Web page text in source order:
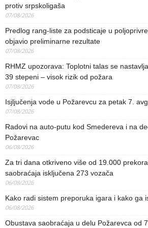
protiv srpskoligaša
07/08/2026
Predlog rang-liste za podsticaje u
objavio preliminarne rezultate
07/08/2026
RHMZ upozorava: Toplotni talas se
39 stepeni – visok rizik od požara
07/08/2026
Isjljučenja vode u Požarevcu za petak 7.
07/08/2026
Radovi na auto-putu kod Smedereva i na
Požarevac
06/08/2026
Za tri dana otkriveno više od 19.000
saobraćaja isključena 273 vozača
06/08/2026
Kako radi sistem preporuka igara i kako ga
06/08/2026
Obustava saobraćaja u delu Požarevca od